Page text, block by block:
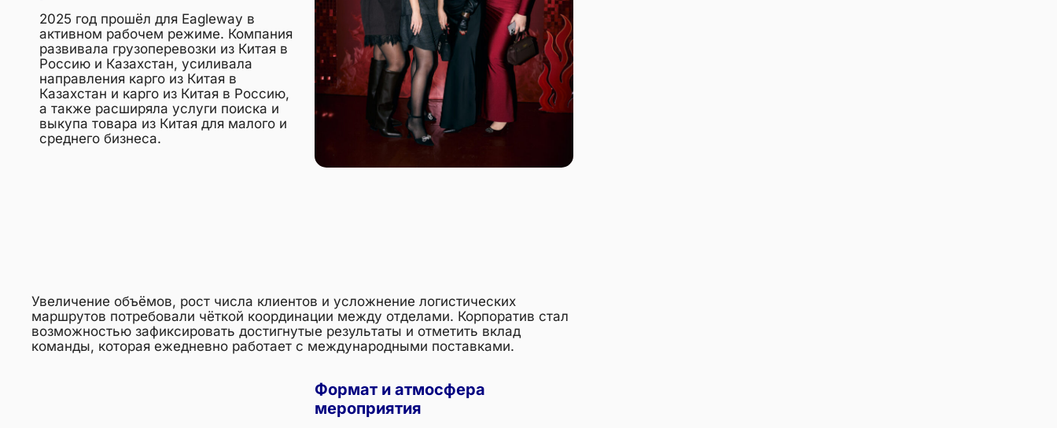
2025 год прошёл для Eagleway в
активном рабочем режиме. Компания
развивала грузоперевозки из Китая в
Россию и Казахстан, усиливала
направления карго из Китая в
Казахстан и карго из Китая в Россию,
а также расширяла услуги поиска и
выкупа товара из Китая для малого и
среднего бизнеса.
Увеличение объёмов, рост числа клиентов и усложнение логистических
маршрутов потребовали чёткой координации между отделами. Корпоратив стал
возможностью зафиксировать достигнутые результаты и отметить вклад
команды, которая ежедневно работает с международными поставками.
Формат и атмосфера
мероприятия